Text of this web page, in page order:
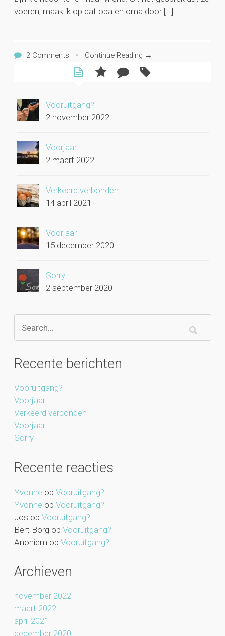
voeren, maak ik op dat opa en oma door […]
2 Comments • Continue Reading →
Vooruitgang?
2 november 2022
Voorjaar
2 maart 2022
Verkeerd verbonden
14 april 2021
Voorjaar
15 december 2020
Sorry
2 september 2020
Recente berichten
Vooruitgang?
Voorjaar
Verkeerd verbonden
Voorjaar
Sorry
Recente reacties
Yvonne op Vooruitgang?
Yvonne op Vooruitgang?
Jos op Vooruitgang?
Bert Borg op Vooruitgang?
Anoniem op Vooruitgang?
Archieven
november 2022
maart 2022
april 2021
december 2020